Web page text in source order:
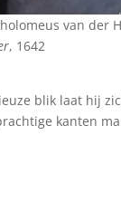
van der
, 1642
blik laat hij
kanten